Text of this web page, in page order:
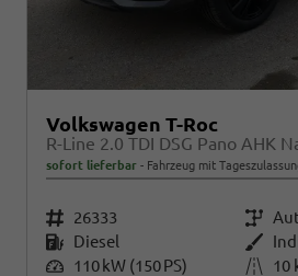
Volkswagen T-Roc
R-Line 2.0 TDI DSG Pano AHK
sofort lieferbar Fahrzeug mit
Fahrzeugnr. 26333 Getriebe
Kraftstoff Diesel Außenfarbe
Leistung 110 kW (150 PS) Kilometerstand
10